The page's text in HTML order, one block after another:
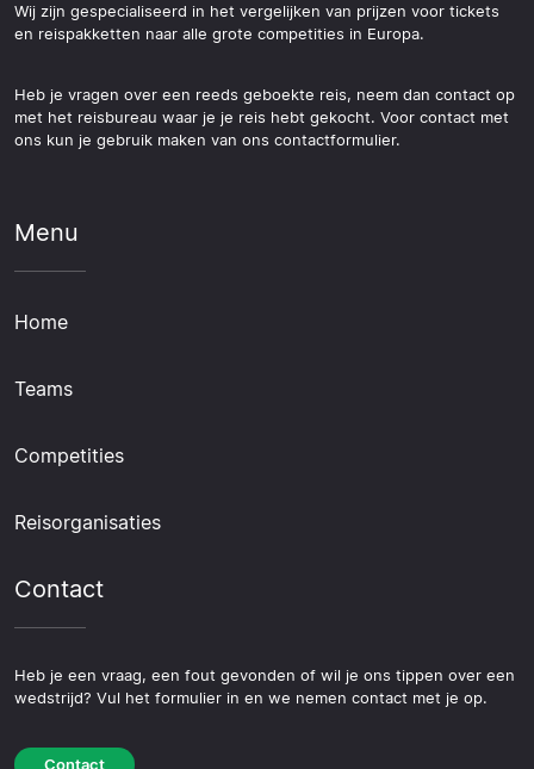
Wij zijn gespecialiseerd in het vergelijken van prijzen voor tickets
en reispakketten naar alle grote competities in Europa.
Heb je vragen over een reeds geboekte reis, neem dan contact op
met het reisbureau waar je je reis hebt gekocht. Voor contact met
ons kun je gebruik maken van ons contactformulier.
Menu
Home
Teams
Competities
Reisorganisaties
Contact
Heb je een vraag, een fout gevonden of wil je ons tippen over een
wedstrijd? Vul het formulier in en we nemen contact met je op.
Contact